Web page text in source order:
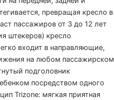
превращая кресло в
пассажиров от 3 до 12 лет
штекеров) кресло
входит в направляющие,
на любом пассажирском
подголовник
посредством одного
Trizone: мягкая приятная